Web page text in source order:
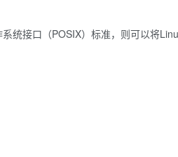
统接口（POSIX）标准，则可以将